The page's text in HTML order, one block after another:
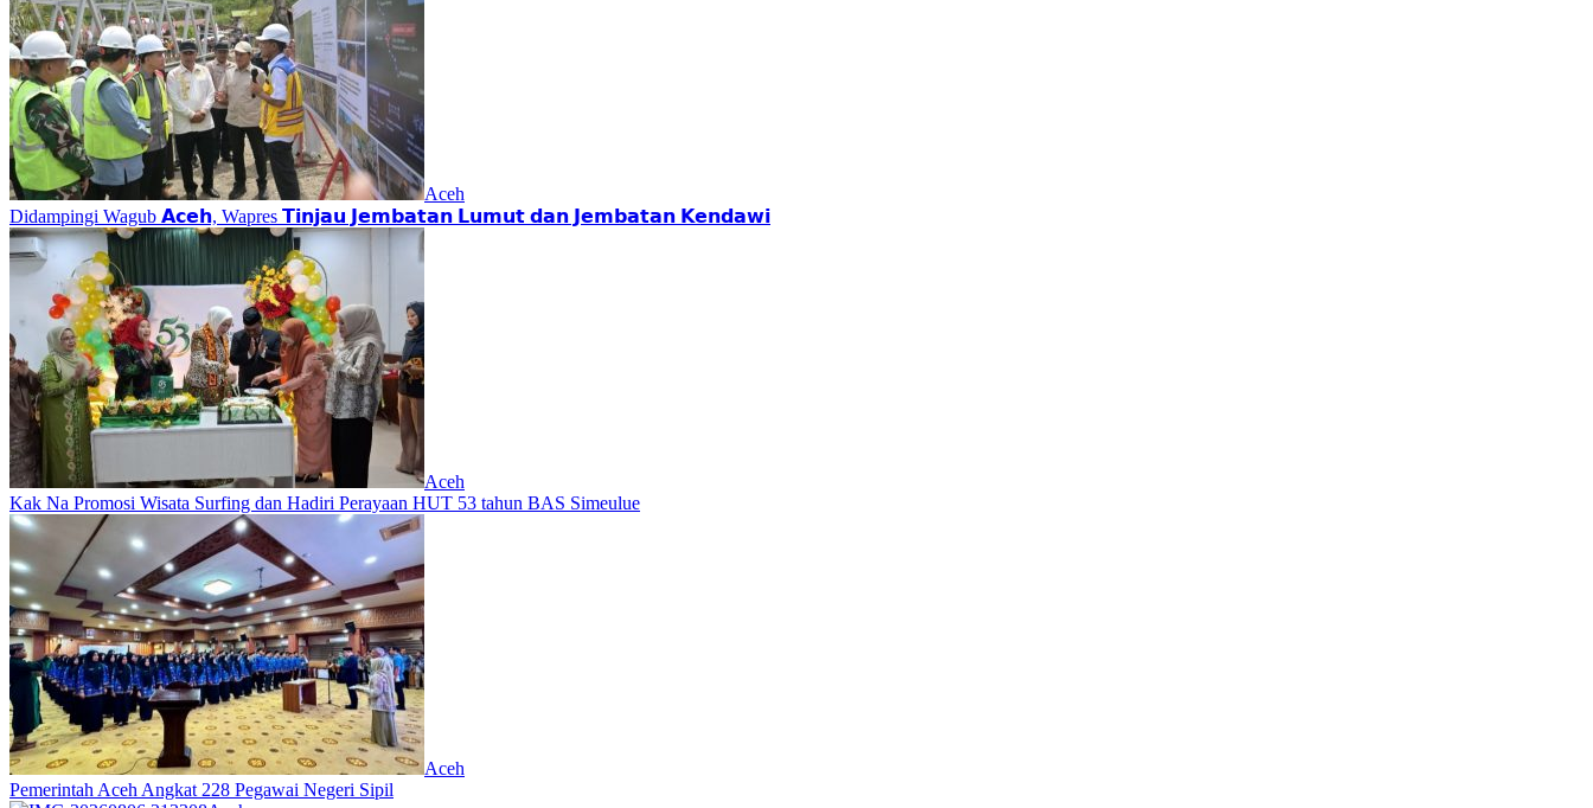
Aceh
Didampingi Wagub 𝗔𝗰𝗲𝗵, Wapres 𝗧𝗶𝗻𝗷𝗮𝘂 𝗝𝗲𝗺𝗯𝗮𝘁𝗮𝗻 𝗟𝘂𝗺𝘂𝘁 𝗱𝗮𝗻 𝗝𝗲𝗺𝗯𝗮𝘁𝗮𝗻 𝗞𝗲𝗻𝗱𝗮𝘄𝗶
Aceh
Kak Na Promosi Wisata Surfing dan Hadiri Perayaan HUT 53 tahun BAS Simeulue
Aceh
Pemerintah Aceh Angkat 228 Pegawai Negeri Sipil